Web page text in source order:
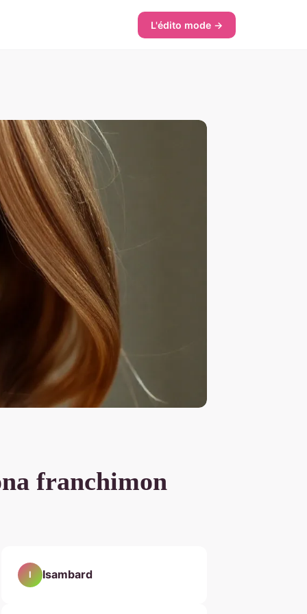
L'édito mode →
franchimon
I Isambard